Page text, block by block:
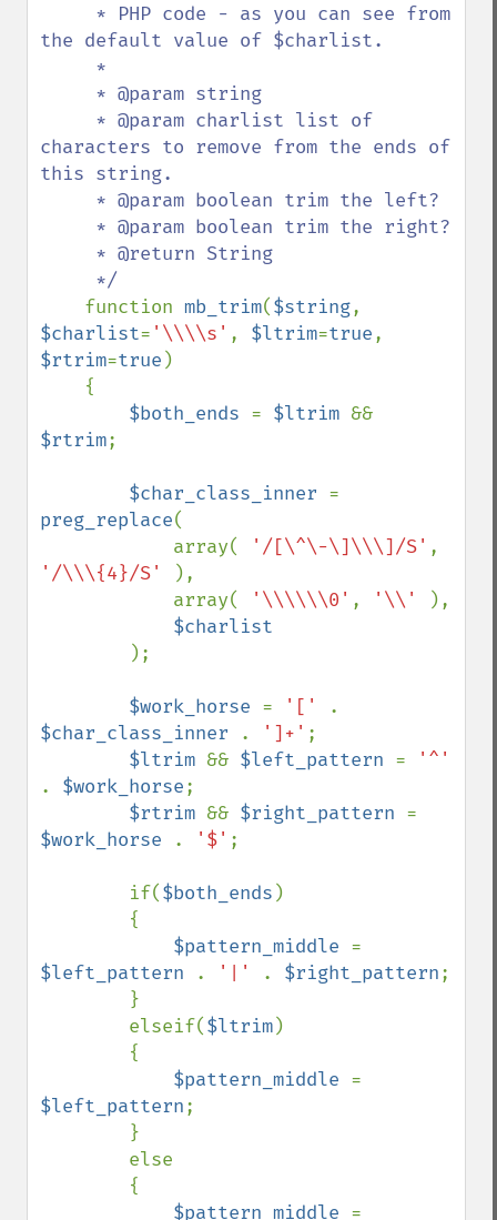
the default value of $charlist.
characters to remove from the ends of
this string.
function mb_trim($string
$charlist= '\\\\s' , $ltrim=true
$rtrim=true )
$both_ends = $ltrim
$rtrim;
$char_class_inner
preg_replace(
            array(
'/[\^\-\]\\\]/S'
'/\\\{4}/S'
),
            array(
'\\\\\\0' , '\\'
),
$charlist
);
$work_horse = '['
$char_class_inner
. ']+' ;
$ltrim && $left_pattern =
. $work_horse;
$rtrim && $right_pattern
$work_horse
. '$' ;
        if(
$both_ends )
$pattern_middle
$left_pattern
. '|' . $right_pattern;
        elseif(
$ltrim)
$pattern_middle
$left_pattern;
$pattern_middle